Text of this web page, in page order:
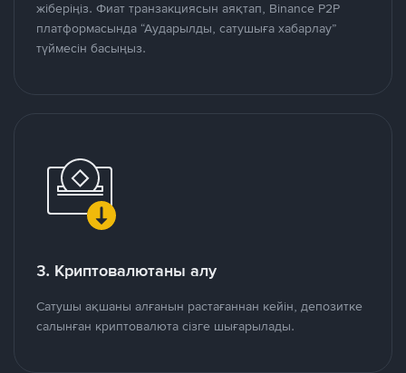
жіберіңіз. Фиат транзакциясын аяқтап, Binance P2P
платформасында “Аударылды, сатушыға хабарлау”
түймесін басыңыз.
3. Криптовалютаны алу
Сатушы ақшаны алғанын растағаннан кейін, депозитке
салынған криптовалюта сізге шығарылады.